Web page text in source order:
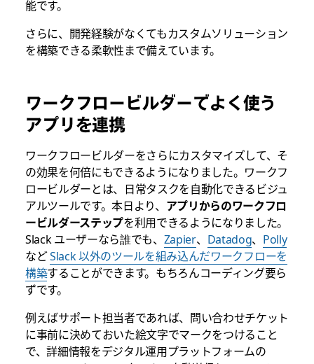
能です。
さらに、開発経験がなくてもカスタムソリューション
を構築できる柔軟性まで備えています。
ワークフロービルダーでよく使う
アプリを連携
ワークフロービルダーをさらにカスタマイズして、そ
の効果を何倍にもできるようになりました。ワークフ
ロービルダーとは、日常タスクを自動化できるビジュ
アルツールです。本日より、 アプリからのワークフロ
ービルダーステップを利用できるようになりました。
Slack ユーザーなら誰でも、 Zapier、 Datadog、 Polly
などSlack 以外のツールを組み込んだワークフローを
構築することができます。もちろんコーディング要ら
ずです。
例えばサポート担当者であれば、問い合わせチケット
に事前に決めておいた絵文字でマークをつけること
で、詳細情報をデジタル運用プラットフォームの